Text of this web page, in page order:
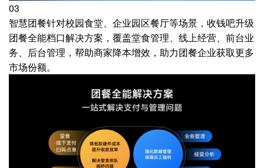
03
智慧团餐针对校园食堂、企业园区餐厅等场景，收钱吧升级
团餐全能档口解决方案，覆盖堂食管理、线上经营、前台业
务、后台管理，帮助商家降本增效，助力团餐企业获取更多
市场份额。